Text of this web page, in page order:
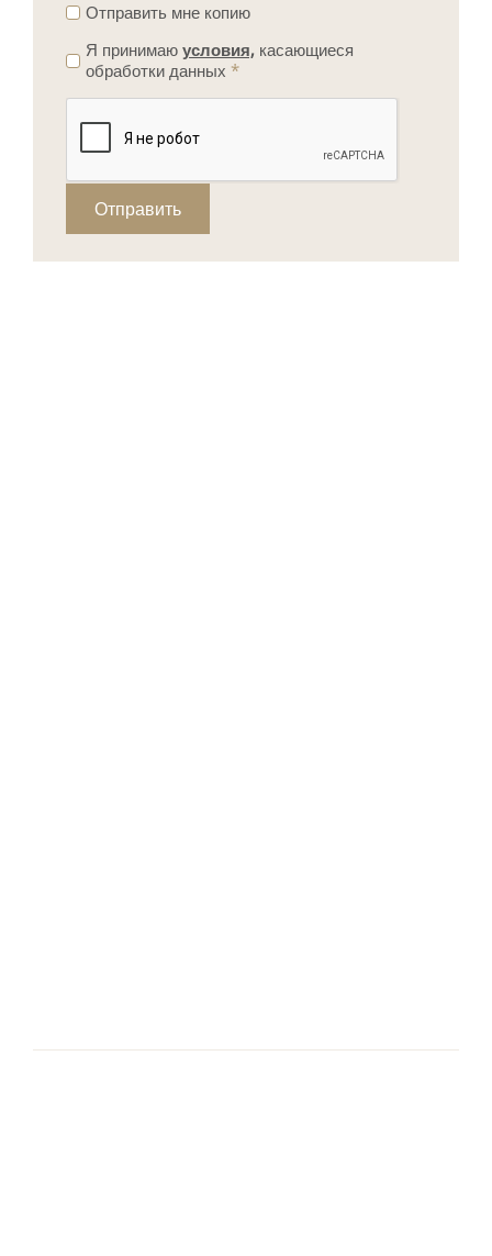
Отправить мне копию
Я принимаю условия, касающиеся
обработки данных *
Отправить